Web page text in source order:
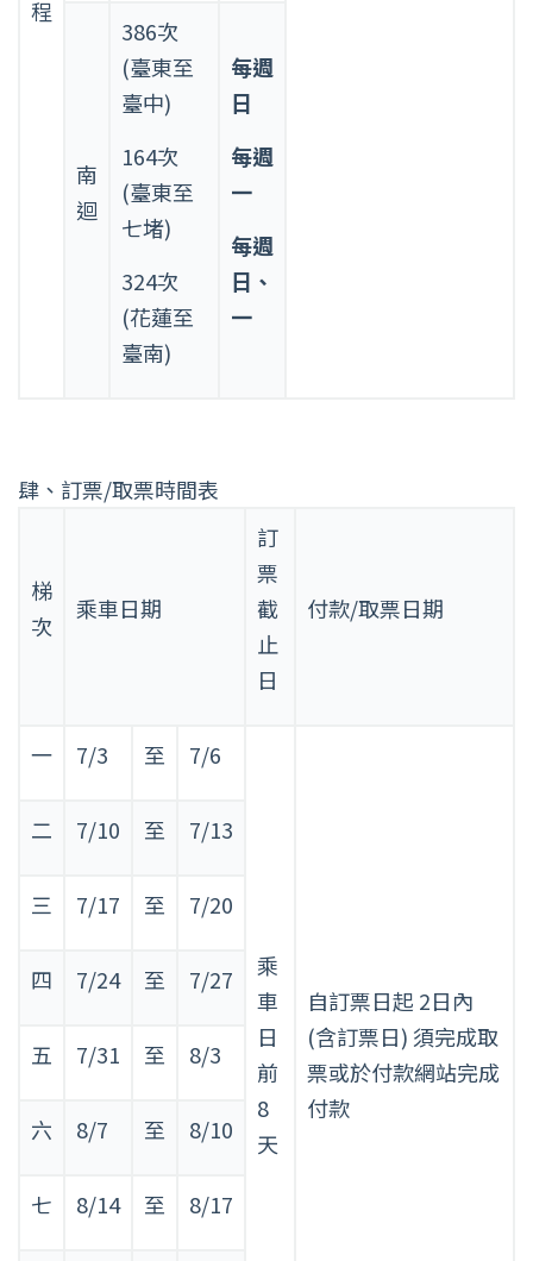
程
南
迴
386次
(臺東至
臺中)
164次
(臺東至
七堵)
324次
(花蓮至
臺南)
每週
日
每週
一
每週
日、
一
肆、訂票/取票時間表
梯
次
乘車日期
訂
票
截
止
日
付款/取票日期
一 7/3 至 7/6
乘
車
日
前
8
天
自訂票日起 2日內
(含訂票日) 須完成取
票或於付款網站完成
付款
二 7/10 至 7/13
三 7/17 至 7/20
四 7/24 至 7/27
五 7/31 至 8/3
六 8/7 至 8/10
七 8/14 至 8/17